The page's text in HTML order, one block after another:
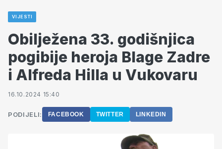
VIJESTI
Obilježena 33. godišnjica
pogibije heroja Blage Zadre
i Alfreda Hilla u Vukovaru
16.10.2024 15:40
PODIJELI: FACEBOOK TWITTER LINKEDIN